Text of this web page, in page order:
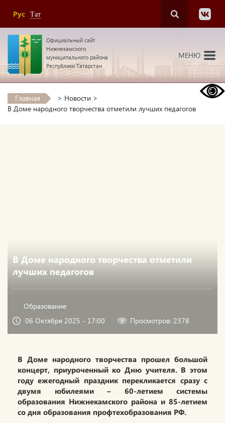
Рус Тат
Официальный сайт
Нижнекамского
муниципального района
Республики Татарстан
МЕНЮ
Главная > Новости >
В Доме народного творчества отметили лучших педагогов
В Доме народного творчества отметили
лучших педагогов
Образование
06 Октября 2025 - 17:00
Просмотров: 2378
В Доме народного творчества прошел большой
концерт, приуроченный ко Дню учителя. В этом
году ежегодный праздник перекликается сразу с
двумя юбилеями – 60-летием системы
образования Нижнекамского района и 85-летием
со дня образования профтехобразования РФ.